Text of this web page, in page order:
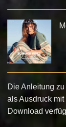
Die Anleitung
als Ausdruck
Download